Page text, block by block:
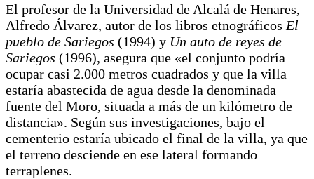
El profesor de la Universidad de Alcalá de Henares,
Alfredo Álvarez, autor de los libros etnográficos El
pueblo de Sariegos (1994) y Un auto de reyes de
Sariegos (1996), asegura que «el conjunto podría
ocupar casi 2.000 metros cuadrados y que la villa
estaría abastecida de agua desde la denominada
fuente del Moro, situada a más de un kilómetro de
distancia». Según sus investigaciones, bajo el
cementerio estaría ubicado el final de la villa, ya que
el terreno desciende en ese lateral formando
terraplenes.